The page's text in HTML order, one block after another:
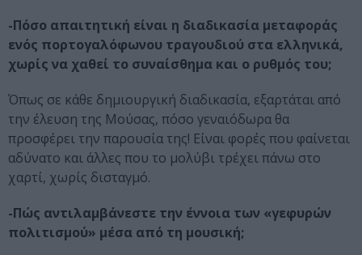
-Πόσο απαιτητική είναι η διαδικασία μεταφοράς
ενός πορτογαλόφωνου τραγουδιού στα ελληνικά,
χωρίς να χαθεί το συναίσθημα και ο ρυθμός του;
Όπως σε κάθε δημιουργική διαδικασία, εξαρτάται από
την έλευση της Μούσας, πόσο γεναιόδωρα θα
προσφέρει την παρουσία της! Είναι φορές που φαίνεται
αδύνατο και άλλες που το μολύβι τρέχει πάνω στο
χαρτί, χωρίς δισταγμό.
-Πώς αντιλαμβάνεστε την έννοια των «γεφυρών
πολιτισμού» μέσα από τη μουσική;